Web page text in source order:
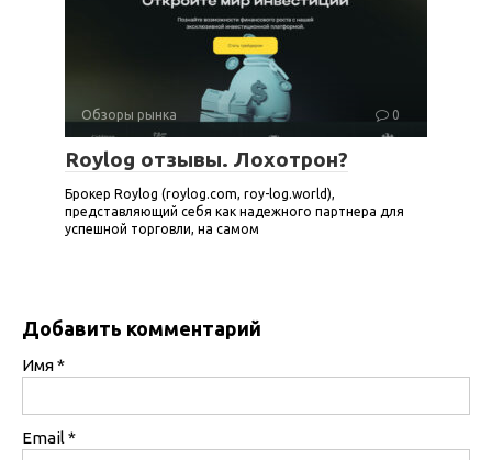
Обзоры рынка 0
Roylog отзывы. Лохотрон?
Брокер Roylog (roylog.com, roy-log.world),
представляющий себя как надежного партнера для
успешной торговли, на самом
Добавить комментарий
Имя*
Email *